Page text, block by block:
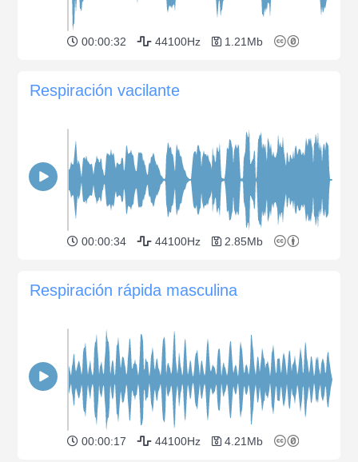
00:00:32 44100Hz 1.21Mb
Respiración vacilante
00:00:34 44100Hz 2.85Mb
Respiración rápida masculina
00:00:17 44100Hz 4.21Mb